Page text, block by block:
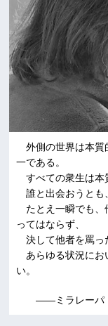
外側の世界は本質
一である。
すべての衆生は本
誰と出会おうとも
たとえ一瞬でも、
ってはならず、
決して他者を罵っ
あらゆる状況にお
い。
――ミラレーパ